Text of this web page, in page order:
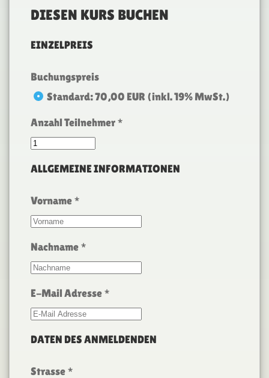
DIESEN KURS BUCHEN
EINZELPREIS
Buchungspreis
Buchungspreis
Standard: 70,00 EUR (inkl. 19% MwSt.)
Anzahl Teilnehmer*
ALLGEMEINE INFORMATIONEN
Vorname*
Nachname*
E-Mail Adresse*
DATEN DES ANMELDENDEN
Strasse*